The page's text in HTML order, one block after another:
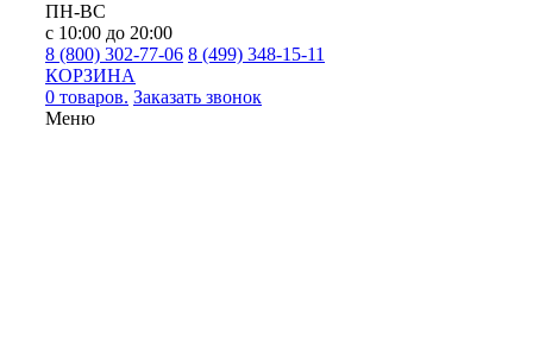
ПН-ВС
с 10:00 до 20:00
8 (800) 302-77-06 8 (499) 348-15-11
КОРЗИНА
0 товаров. Заказать звонок
Меню